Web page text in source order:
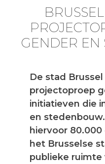
GENDER
De stad
projectoproep
initiatieven die
en
hiervoor 80.000
het Brusselse
publieke ruimte